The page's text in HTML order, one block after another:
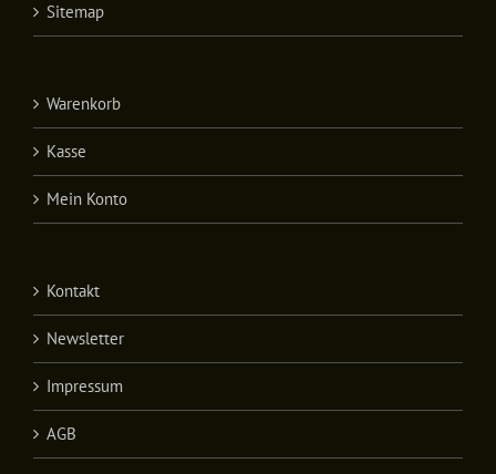
Sitemap
Warenkorb
Kasse
Mein Konto
Kontakt
Newsletter
Impressum
AGB